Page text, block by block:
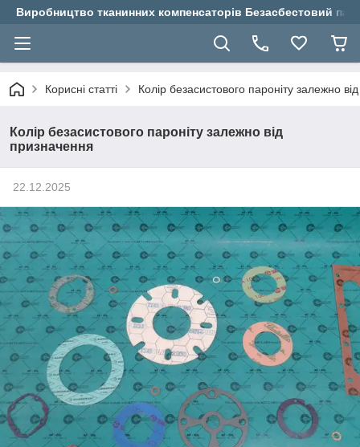
Виробництво тканинних компенсаторів Безасбестовий
Корисні статті Колір безасистового пароніту залежно
Колір безасистового пароніту залежно від
призначення
22.12.2025